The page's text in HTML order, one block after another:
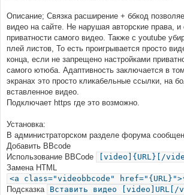
Описание; Связка расширение + ббкод
видео на сайте. Не нарушая авторские права,
приватности самого видео. Также с youtube
плей листов, То есть проигрывается просто
конца, если не запрещено настройками
самого ютюба. Адаптивность заключается в
экранах это просто кликабельные ссылки, на
вставленное видео.
Подключает https где это возможно.
Установка:
В администраторском разделе форума
Добавить BBcode
Использование BBCode
[video]{URL}[/
Замена HTML
<a class="videobbcode"
Подсказка Вставить видео [video]URL[/